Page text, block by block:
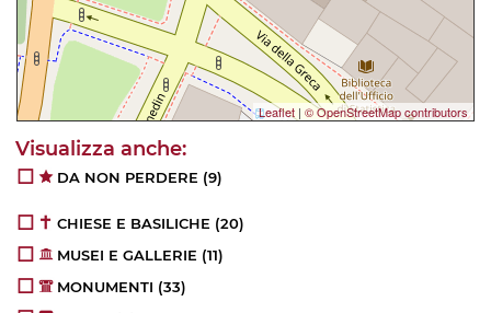
Leaflet | © OpenStreetMap contributors
DA NON PERDERE (9)
CHIESE E BASILICHE (20)
MUSEI E GALLERIE (11)
MONUMENTI (33)